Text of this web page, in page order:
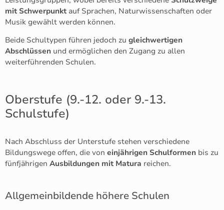
mit Schwerpunkt auf Sprachen, Naturwissenschaften oder
Musik gewählt werden können.
Beide Schultypen führen jedoch zu gleichwertigen
Abschlüssen und ermöglichen den Zugang zu allen
weiterführenden Schulen.
Oberstufe (9.-12. oder 9.-13.
Schulstufe)
Nach Abschluss der Unterstufe stehen verschiedene
Bildungswege offen, die von einjährigen Schulformen bis zu
fünfjährigen Ausbildungen mit Matura reichen.
Allgemeinbildende höhere Schulen